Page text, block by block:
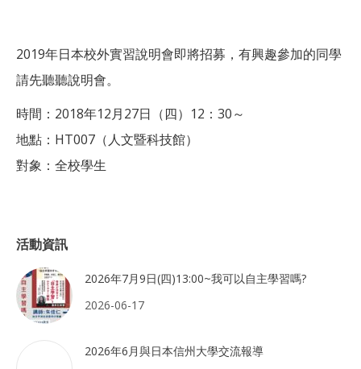
2019年日本校外實習說明會即將招募，有興趣參加的同學
請先聽聽說明會。
時間：2018年12月27日（四）12：30～
地點：HT007（人文暨科技館）
對象：全校學生
活動資訊
2026年7月9日(四)13:00~我可以自主學習嗎?
2026-06-17
2026年6月與日本信州大學交流報導